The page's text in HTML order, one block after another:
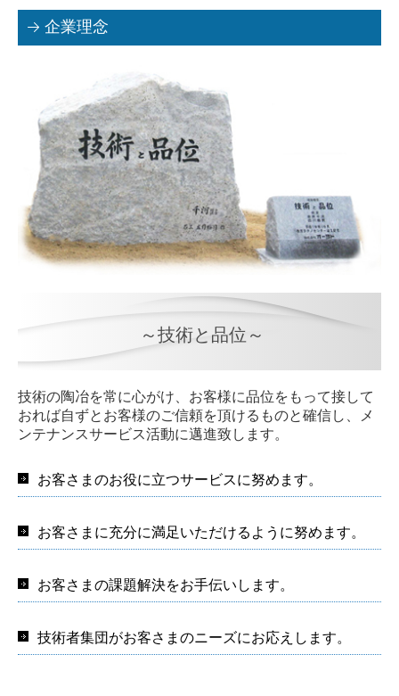
企業理念
～技術と品位～
技術の陶冶を常に心がけ、お客様に品位をもって接して
おれば自ずとお客様のご信頼を頂けるものと確信し、メ
ンテナンスサービス活動に邁進致します。
お客さまのお役に立つサービスに努めます。
お客さまに充分に満足いただけるように努めます。
お客さまの課題解決をお手伝いします。
技術者集団がお客さまのニーズにお応えします。